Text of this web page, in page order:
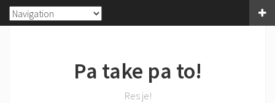
Pa take pa to!
Res je!